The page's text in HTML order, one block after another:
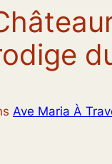
Ave Maria À